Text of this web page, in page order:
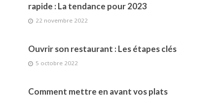
rapide : La tendance pour 2023
22 novembre 2022
Ouvrir son restaurant : Les étapes clés
5 octobre 2022
Comment mettre en avant vos plats